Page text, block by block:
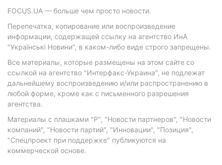
FOCUS.UA — больше чем просто новости.
Перепечатка, копирование или воспроизведение
информации, содержащей ссылку на агентство ИнА
"Українські Новини", в каком-либо виде строго запрещены.
Все материалы, которые размещены на этом сайте со
ссылкой на агентство "Интерфакс-Украина", не подлежат
дальнейшему воспроизведению и/или распространению в
любой форме, кроме как с письменного разрешения
агентства.
Материалы с плашками "Р", "Новости партнеров", "Новости
компаний", "Новости партий", "Инновации", "Позиция",
"Спецпроект при поддержке" публикуются на
коммерческой основе.